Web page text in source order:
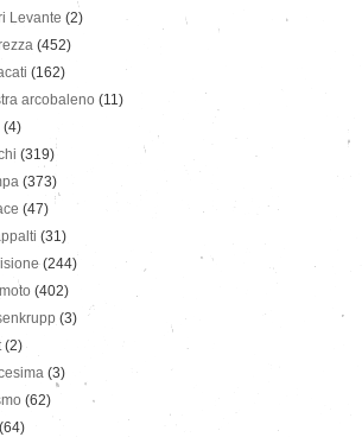
Levante (2)
(452)
(162)
arcobaleno (11)
(4)
(319)
(373)
(47)
(31)
(244)
(402)
(3)
(2)
(3)
(62)
(64)